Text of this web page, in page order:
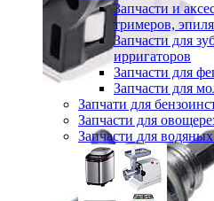
Запчасти и
тримеров,
Запчасти для
ирригаторов
Запчасти для
Запчасти для
Запчати для
Запчасти для
Запчасти для